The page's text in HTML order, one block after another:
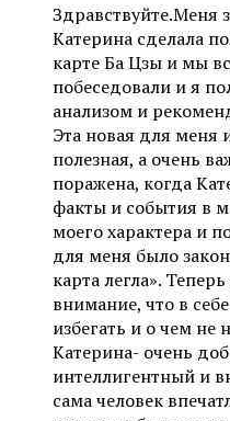
Здравствуйте.Меня
Катерина сделала
карте Ба Цзы и мы
побеседовали и я
анализом и
Эта новая для меня
полезная, а очень
поражена, когда
факты и события в
моего характера и
для меня было
карта легла».
внимание, что в
избегать и о чем не
Катерина- очень
интеллигентный и
сама человек